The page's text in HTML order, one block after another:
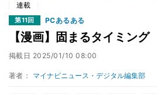
連載
第11回 PCあるある
【漫画】固まるタイミング
掲載日 2025/01/10 08:00
著者： マイナビニュース・デジタル編集部